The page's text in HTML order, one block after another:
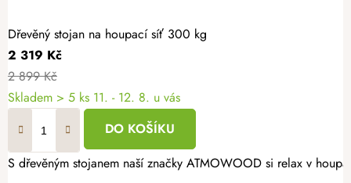
Dřevěný stojan na houpací síť 300 kg
2 319 Kč
2 899 Kč
Skladem > 5 ks 11. - 12. 8. u vás
DO KOŠÍKU
S dřevěným stojanem naší značky ATMOWOOD si relax v